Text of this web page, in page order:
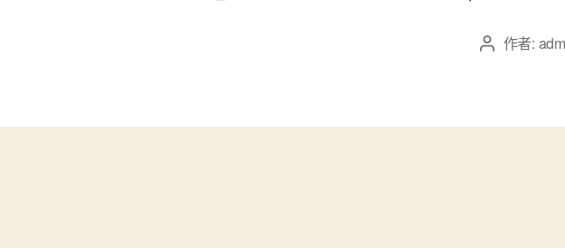
文 作者: